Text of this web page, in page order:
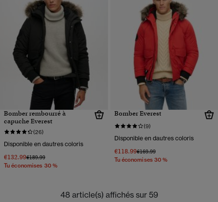
Bomber rembourré à
capuche Everest
(26)
Disponible en dautres coloris
€132.99Prix réduit de
€189.99à
Tu économises 30 %
Bomber Everest
(9)
Disponible en dautres coloris
€118.99Prix réduit de
€169.99à
Tu économises 30 %
48 article(s) affichés sur 59